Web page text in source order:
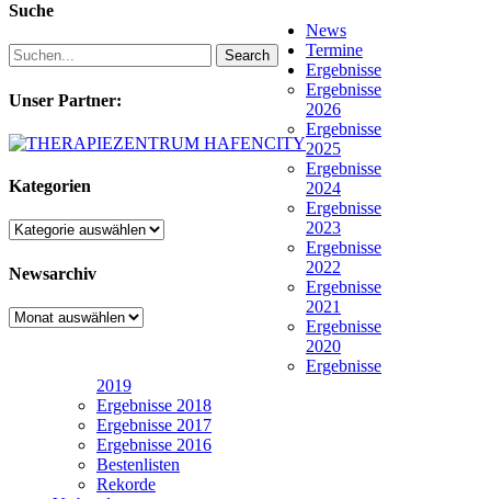
Suche
Search
Unser Partner:
Kategorien
Kategorien
Newsarchiv
Newsarchiv
News
Termine
Ergebnisse
Ergebnisse
2026
Ergebnisse
2025
Ergebnisse
2024
Ergebnisse
2023
Ergebnisse
2022
Ergebnisse
2021
Ergebnisse
2020
Ergebnisse
2019
Ergebnisse 2018
Ergebnisse 2017
Ergebnisse 2016
Bestenlisten
Rekorde